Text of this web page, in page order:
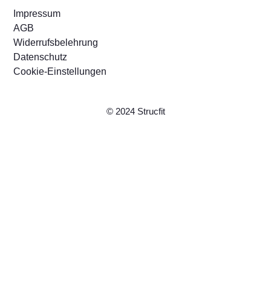
Impressum
AGB
Widerrufsbelehrung
Datenschutz
Cookie-Einstellungen
© 2024 Strucfit